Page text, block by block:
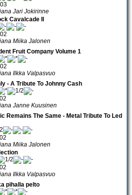
Jari Jokirinne
Cavalcade II
Miika Jalonen
Fruit Company Volume 1
Ilkka Valpasvuo
- A Tribute To Johnny Cash
Janne Kuusinen
Remains The Same - Metal Tribute To Led
Miika Jalonen
Ilkka Valpasvuo
pihalla pelto